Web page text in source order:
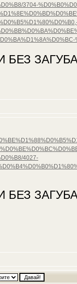
3704-
БЕЗ
4027-
БЕЗ